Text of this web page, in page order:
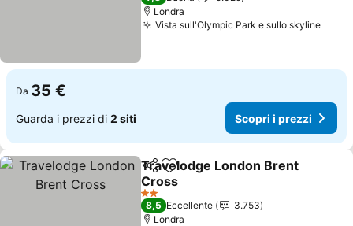
Londra
Vista sull'Olympic Park e sullo skyline
Da 35 €
Guarda i prezzi di 2 siti Scopri i prezzi
CondividiAggiungi ai preferiti
Travelodge London Brent
Cross
Scopri i prezzi
2 Stelle
8,5 Eccellente
3.753
Londra